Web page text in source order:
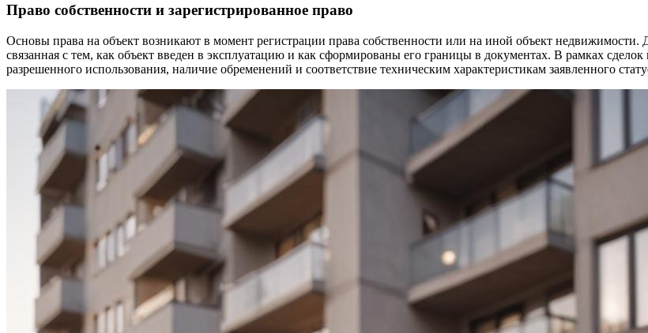
Право собственности и зарегистрированное право
Основы права на объект возникают в момент регистрации права собственности или на иной объект недвижимости.
связанная с тем, как объект введен в эксплуатацию и как сформированы его границы в документах. В рамках
разрешенного использования, наличие обременений и соответствие техническим характеристикам заявленного